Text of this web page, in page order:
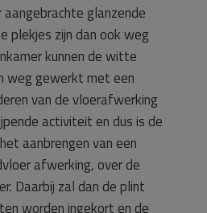
glanzende
plekjes zijn dan ook weg
kunnen de witte
weg gewerkt met een
van de vloerafwerking
activiteit en dus is de
aanbrengen van een
afwerking, over de
Daarbij zal dan de plint
worden ingekort en de